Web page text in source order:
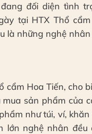
đối diện tình
tại HTX Thổ
là những nghệ nhân
cẩm Hoa Tiến, cho
sản phẩm của
như túi, ví,
lớn nghệ nhân đều